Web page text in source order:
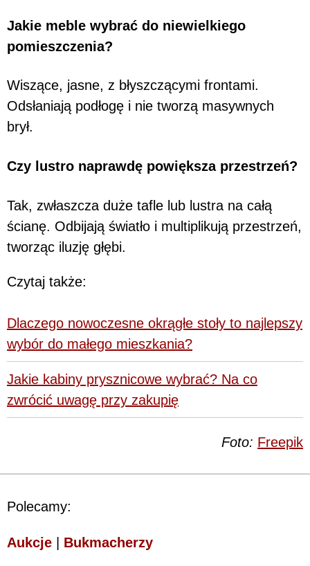
Jakie meble wybrać do niewielkiego
pomieszczenia?
Wiszące, jasne, z błyszczącymi frontami.
Odsłaniają podłogę i nie tworzą masywnych
brył.
Czy lustro naprawdę powiększa przestrzeń?
Tak, zwłaszcza duże tafle lub lustra na całą
ścianę. Odbijają światło i multiplikują przestrzeń,
tworząc iluzję głębi.
Czytaj także:
Dlaczego nowoczesne okrągłe stoły to najlepszy
wybór do małego mieszkania?
Jakie kabiny prysznicowe wybrać? Na co
zwrócić uwagę przy zakupię
Foto: Freepik
Polecamy:
Aukcje | Bukmacherzy